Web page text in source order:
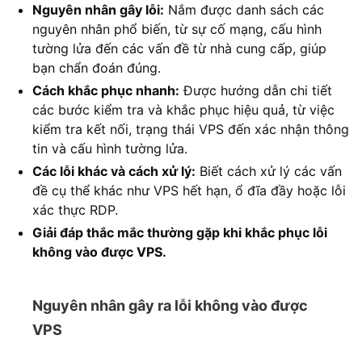
Nguyên nhân gây lỗi: Nắm được danh sách các
nguyên nhân phổ biến, từ sự cố mạng, cấu hình
tường lửa đến các vấn đề từ nhà cung cấp, giúp
bạn chẩn đoán đúng.
Cách khắc phục nhanh: Được hướng dẫn chi tiết
các bước kiểm tra và khắc phục hiệu quả, từ việc
kiểm tra kết nối, trạng thái VPS đến xác nhận thông
tin và cấu hình tường lửa.
Các lỗi khác và cách xử lý: Biết cách xử lý các vấn
đề cụ thể khác như VPS hết hạn, ổ đĩa đầy hoặc lỗi
xác thực RDP.
Giải đáp thắc mắc thường gặp khi khắc phục lỗi
không vào được VPS.
Nguyên nhân gây ra lỗi không vào được
VPS